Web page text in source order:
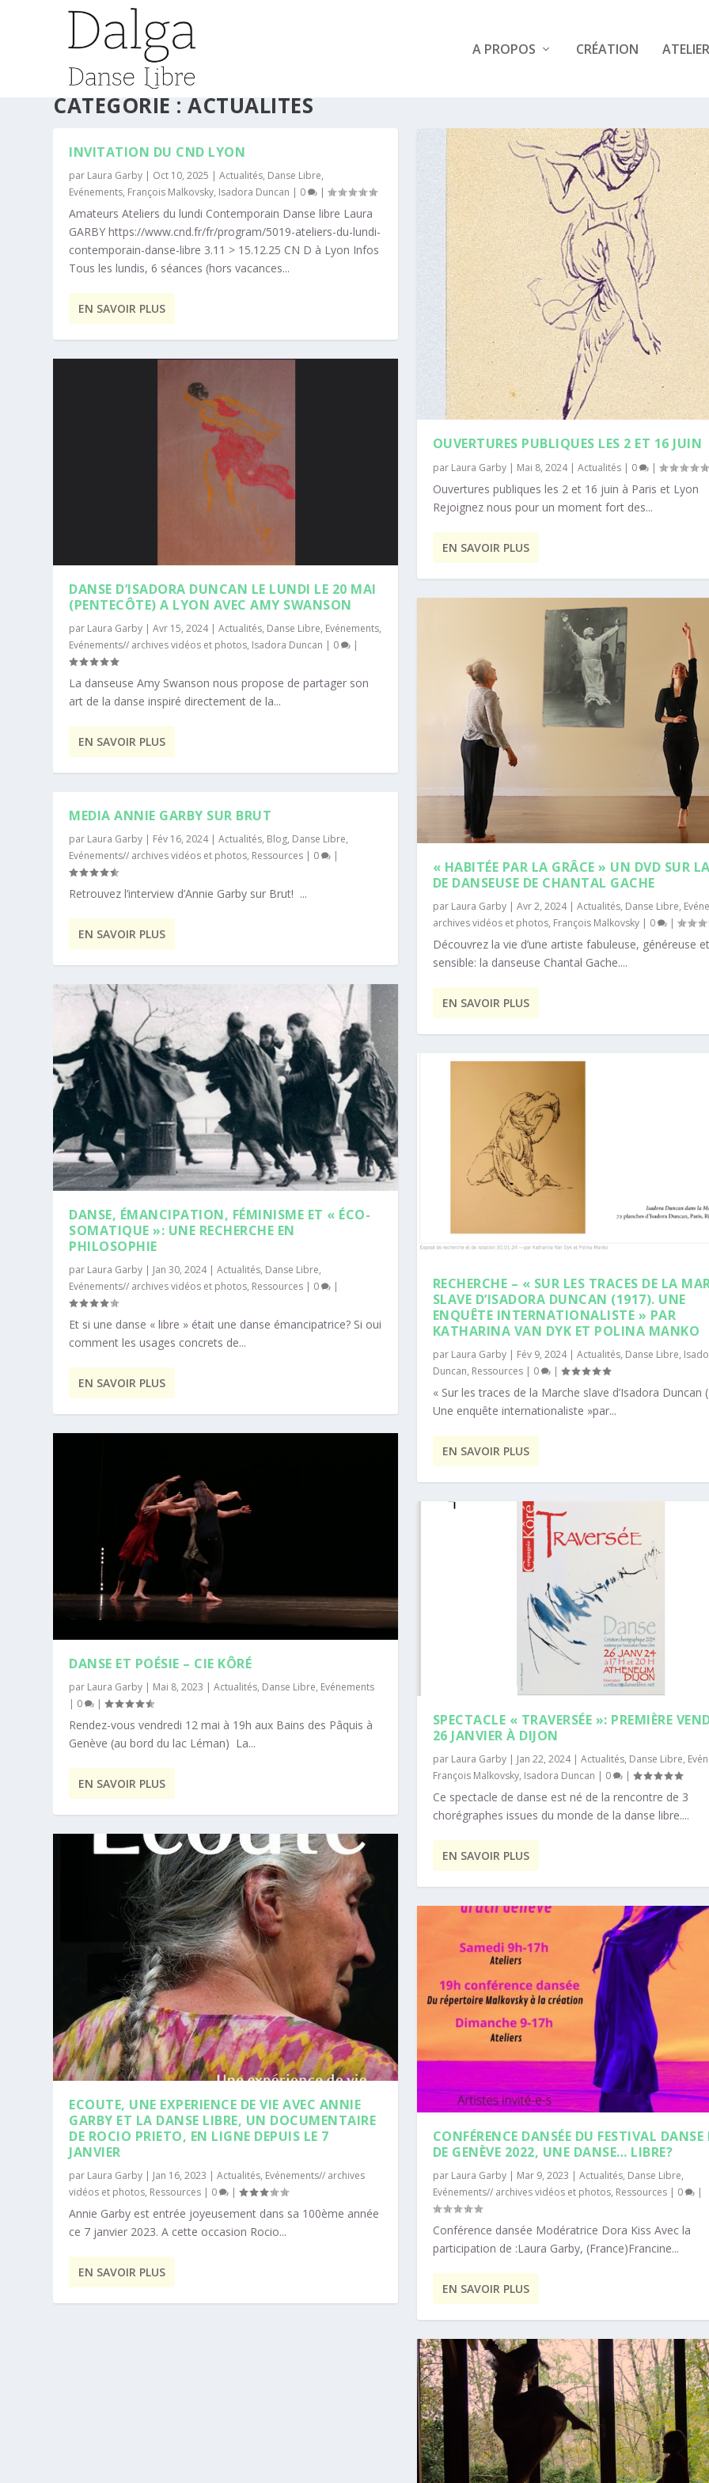
A PROPOS CRÉATION
CATÉGORIE :ACTUALITÉS
INVITATION DU CND LYON
par Laura Garby | Oct 10, 2025 |Actualités, Danse Libre,
Evénements, François Malkovsky, Isadora Duncan | 0 |
Amateurs Ateliers du lundi Contemporain Danse libre Laura
GARBY https://www.cnd.fr/fr/program/5019-ateliers-du-lundi-
contemporain-danse-libre 3.11 > 15.12.25 CN D à Lyon Infos
Tous les lundis, 6 séances (hors vacances...
EN SAVOIR PLUS
DANSE D’ISADORA DUNCAN LE LUNDI LE 20 MAI
(PENTECÔTE) A LYON AVEC AMY SWANSON
par Laura Garby |Avr 15, 2024|Actualités, Danse Libre, Evénements,
Evénements// archives vidéos et photos, Isadora Duncan | 0 |
La danseuse Amy Swanson nous propose de partager son
art de la danse inspiré directement de la...
EN SAVOIR PLUS
MEDIA ANNIE GARBY SUR BRUT
par Laura Garby | Fév 16, 2024|Actualités, Blog, Danse Libre,
Evénements// archives vidéos et photos, Ressources | 0 |
Retrouvez l’interview d’Annie Garby sur Brut! ...
EN SAVOIR PLUS
DANSE, ÉMANCIPATION, FÉMINISME ET « ÉCO-
SOMATIQUE »: UNE RECHERCHE EN
PHILOSOPHIE
par Laura Garby | Jan 30, 2024|Actualités, Danse Libre,
Evénements// archives vidéos et photos, Ressources | 0 |
Et si une danse « libre » était une danse émancipatrice? Si oui
comment les usages concrets de...
EN SAVOIR PLUS
DANSE ET POÉSIE – CIE KÔRÉ
par Laura Garby | Mai 8, 2023 |Actualités, Danse Libre, Evénements
| 0 |
Rendez-vous vendredi 12 mai à 19h aux Bains des Pâquis à
Genève (au bord du lac Léman) La...
EN SAVOIR PLUS
ECOUTE, UNE EXPERIENCE DE VIE AVEC ANNIE
GARBY ET LA DANSE LIBRE, UN DOCUMENTAIRE
DE ROCIO PRIETO, EN LIGNE DEPUIS LE 7
JANVIER
par Laura Garby | Jan 16, 2023 |Actualités, Evénements// archives
vidéos et photos, Ressources | 0 |
Annie Garby est entrée joyeusement dans sa 100ème année
ce 7 janvier 2023. A cette occasion Rocio...
EN SAVOIR PLUS
OUVERTURES PUBLIQUES LES 2 ET 16 JUIN
par Laura Garby| Mai 8, 2024| Actualités| 0 |
Ouvertures publiques les 2 et 16 juin à Paris et Lyon
Rejoignez nous pour un moment fort des...
EN SAVOIR PLUS
« HABITÉE PAR LA GRÂCE » UN DVD SUR
DE DANSEUSE DE CHANTAL GACHE
par Laura Garby| Avr 2, 2024| Actualités, Danse Libre,
archives vidéos et photos, François Malkovsky| 0 |
Découvrez la vie d’une artiste fabuleuse, généreuse et
sensible: la danseuse Chantal Gache....
EN SAVOIR PLUS
RECHERCHE – « SUR LES TRACES DE LA
SLAVE D’ISADORA DUNCAN (1917). UNE
ENQUÊTE INTERNATIONALISTE » PAR
KATHARINA VAN DYK ET POLINA MANKO
par Laura Garby| Fév 9, 2024| Actualités, Danse Libre,
Duncan, Ressources| 0 |
« Sur les traces de la Marche slave d’Isadora Duncan
Une enquête internationaliste »par...
EN SAVOIR PLUS
SPECTACLE « TRAVERSÉE »: PREMIÈRE
26 JANVIER À DIJON
par Laura Garby| Jan 22, 2024| Actualités, Danse Libre,
François Malkovsky, Isadora Duncan | 0 |
Ce spectacle de danse est né de la rencontre de 3
chorégraphes issues du monde de la danse libre....
EN SAVOIR PLUS
CONFÉRENCE DANSÉE DU FESTIVAL DANSE
DE GENÈVE 2022, UNE DANSE… LIBRE?
par Laura Garby| Mar 9, 2023 | Actualités, Danse Libre,
Evénements// archives vidéos et photos, Ressources| 0 |
Conférence dansée Modératrice Dora Kiss Avec la
participation de :Laura Garby, (France)Francine...
EN SAVOIR PLUS